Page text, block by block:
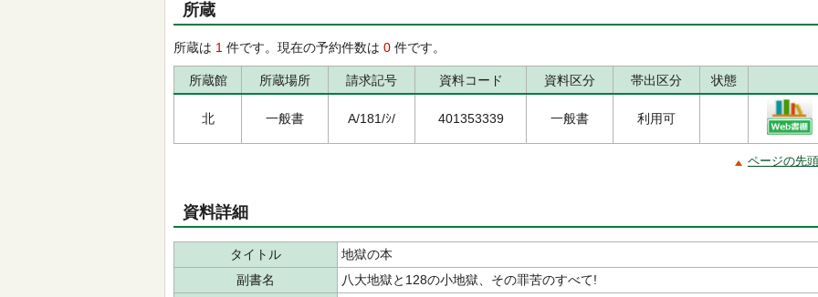
所蔵
所蔵は 1 件です。現在の予約件数は 0 件です。
所蔵館 所蔵場所 請求記号 資料コード 資料区分 帯出区分 状態
北 一般書 A/181/ｼ/ 401353339 一般書 利用可
ページの先
資料詳細
タイトル
地獄の本
副書名
八大地獄と128の小地獄、その罪苦のすべて!